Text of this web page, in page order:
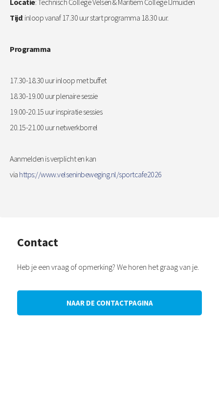
Locatie: Technisch College Velsen & Maritiem College IJmuiden
Tijd: inloop vanaf 17.30 uur start programma 18.30 uur.
Programma
17.30-18.30 uur inloop met buffet
18.30-19.00 uur plenaire sessie
19.00-20.15 uur inspiratie sessies
20.15-21.00 uur netwerkborrel
Aanmelden is verplicht en kan
via https://www.velseninbeweging.nl/sportcafe2026
Contact
Heb je een vraag of opmerking? We horen het graag van je.
NAAR DE CONTACTPAGINA